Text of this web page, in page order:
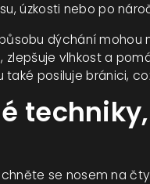
úzkosti nebo po
dýchání
zlepšuje vlhkost a
posiluje bránici,
se nosem na